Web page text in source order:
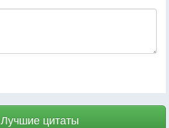
Лучшие цитаты